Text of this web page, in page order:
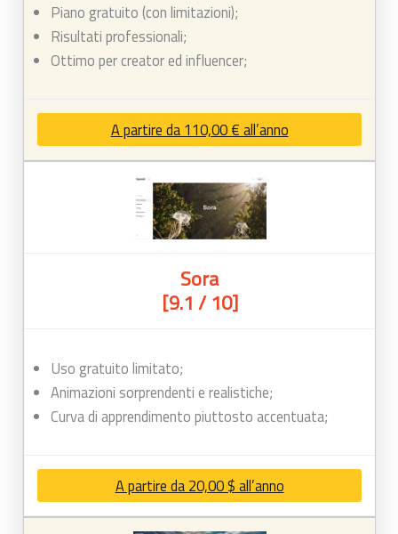
Piano gratuito (con limitazioni);
Risultati professionali;
Ottimo per creator ed influencer;
A partire da 110,00 € all’anno
Sora
[9.1 / 10]
Uso gratuito limitato;
Animazioni sorprendenti e realistiche;
Curva di apprendimento piuttosto accentuata;
A partire da 20,00 $ all’anno